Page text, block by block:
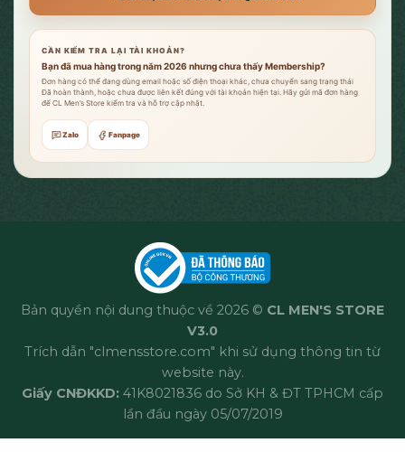
CẦN KIỂM TRA LẠI TÀI KHOẢN?
Bạn đã mua hàng trong năm 2026 nhưng chưa thấy Membership?
Đơn hàng có thể đang dùng email hoặc số điện thoại khác, chưa chuyển sang trạng thái
Đã hoàn thành, hoặc chưa được liên kết đúng với tài khoản hiện tại. Hãy gửi mã đơn hàng
để CL Men’s Store kiểm tra và hỗ trợ cập nhật.
Zalo Fanpage
Bản quyền nội dung thuộc về 2026 © CL MEN'S STORE
V3.0
Trích dẫn "clmensstore.com" khi sử dụng thông tin từ
website này.
Giấy CNĐKKD: 41K8021836 do Sở KH & ĐT TPHCM cấp
lần đầu ngày 05/07/2019